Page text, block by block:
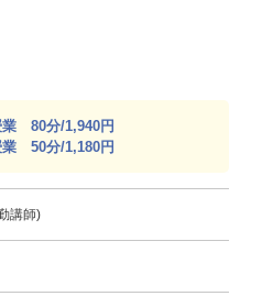
業 80分/1,940円
業 50分/1,180円
講師)